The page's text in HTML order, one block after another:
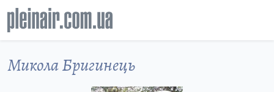
Микола Бригинець